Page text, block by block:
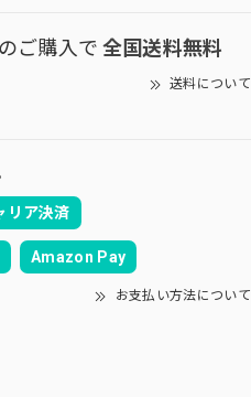
ご購入で 全国送料無料
送料について
リア決済
Amazon Pay
お支払い方法について